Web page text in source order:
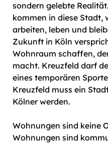
sondern gelebte
kommen in diese Stadt,
arbeiten, leben und
Zukunft in Köln
Wohnraum schaffen,
macht. Kreuzfeld darf
eines temporären
Kreuzfeld muss ein
Kölner werden.
Wohnungen sind keine
Wohnungen sind